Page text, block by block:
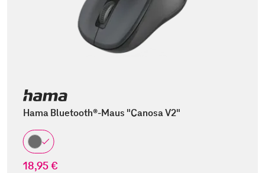
Hama Bluetooth®-Maus "Canosa V2"
18,95 €